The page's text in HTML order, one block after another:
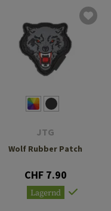
JTG
Wolf Rubber Patch
CHF 7.90
Lagernd